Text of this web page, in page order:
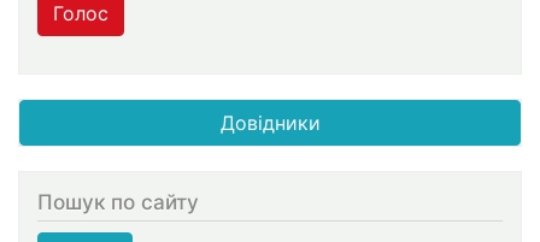
Голос
Довідники
Пошук по сайту